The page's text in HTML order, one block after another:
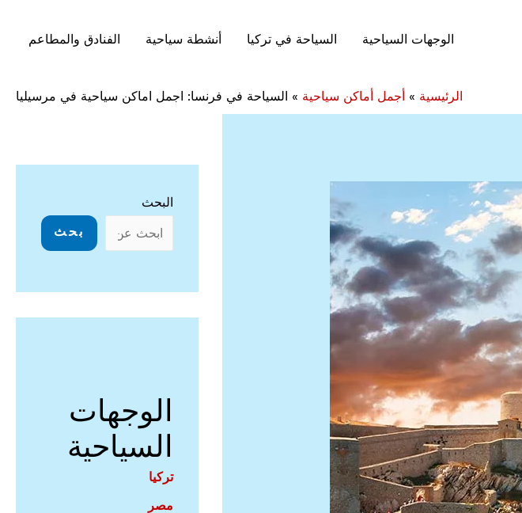
الوجهات السياحية السياحة في تركيا أنشطة سياحية الفنادق والمطاعم
الرئيسية » أجمل أماكن سياحية » السياحة في فرنسا: اجمل اماكن سياحية في مرسيليا
البحث
بحث
الوجهات
السياحية
تركيا
مصر